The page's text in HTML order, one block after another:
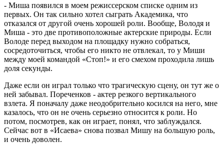
- Миша появился в моем режиссерском списке одним из
первых. Он так сильно хотел сыграть Академика, что
отказался от другой очень хорошей роли. Вообще, Володя и
Миша - это две противоположные актерские природы. Если
Володе перед выходом на площадку нужно собраться,
сосредоточиться, чтобы его никто не отвлекал, то у Миши
между моей командой «Стоп!» и его смехом проходила лишь
доля секунды.
Даже если он играл только что трагическую сцену, он тут же о
ней забывал. Пореченков - актер резкого вертикального
взлета. Я поначалу даже неодобрительно косился на него, мне
казалось, что он не очень серьезно относится к роли. Но
потом, посмотрев, как он играет, понял, что заблуждался.
Сейчас вот в «Исаева» снова позвал Мишу на большую роль,
и очень доволен.